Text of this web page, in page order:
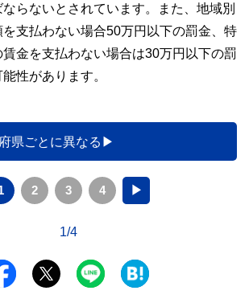
らないとされています。また、地域別
支払わない場合50万円以下の罰金、特
金を支払わない場合は30万円以下の罰
性があります。
県ごとに異なる
2 3 4 ▶
1/4